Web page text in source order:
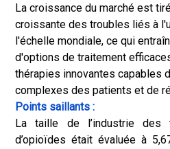
La croissance du marché est
croissante des troubles liés à
l'échelle mondiale, ce qui
d'options de traitement
thérapies innovantes capables
complexes des patients et de
Points saillants :
La taille de l’industrie des
d’opioïdes était évaluée à